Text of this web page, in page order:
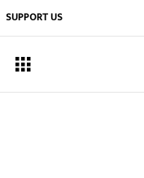
SUPPORT US